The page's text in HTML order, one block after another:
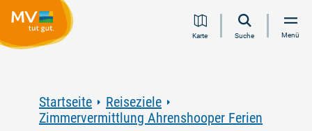
Inhalt
Navigation
Volltextsuche
FooterKarte Suche Menü
Startseite
Reiseziele
Zimmervermittlung Ahrenshooper Ferien